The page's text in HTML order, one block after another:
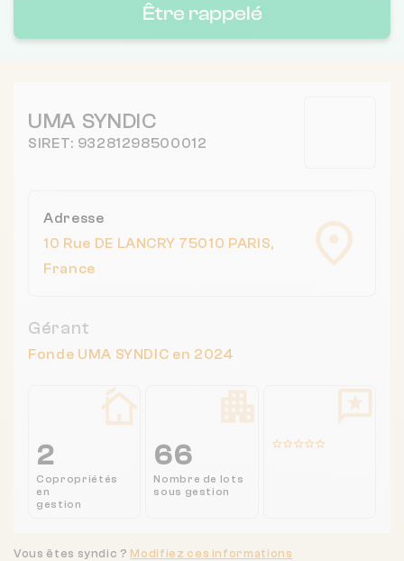
Être rappelé
UMA SYNDIC
SIRET: 93281298500012
Adresse
10 Rue DE LANCRY 75010 PARIS,
France
Gérant
Fonde UMA SYNDIC en 2024
2
Copropriétés
en
gestion
66
Nombre de lots
sous gestion
Vous êtes syndic ?Modifiez ces informations